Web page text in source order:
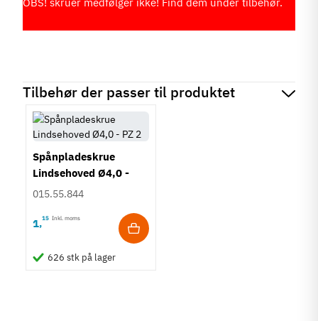
Tilbehør der passer til produktet
Spånpladeskrue
Lindsehoved Ø4,0 -
PZ2
015.55.844
1,15 Inkl. moms
626 stk på lager